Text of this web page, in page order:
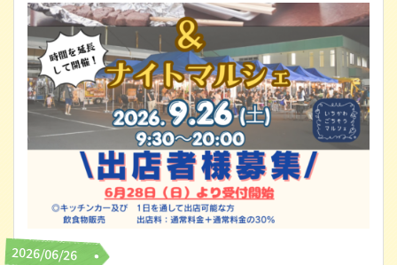
2026/06/26